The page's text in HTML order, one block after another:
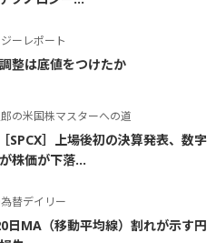
ーレポート
整は底値をつけたか
の米国株マスターへの道
SPCX］上場後初の決算発表、数字
株価が下落...
替デイリー
日MA（移動平均線）割れが示す円